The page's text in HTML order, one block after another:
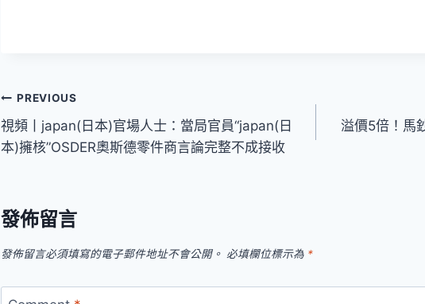
文
章
覽
PREVIOUS
視頻丨japan(日本)官場人士：當局官員“japan(日
本)擁核”OSDER奧斯德零件商言論完整不成接收
溢價5倍！馬
發佈留言
發佈留言必須填寫的電子郵件地址不會公開。 必填欄位標示為 *